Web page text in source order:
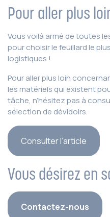
Pour aller plus
Vous voilà armé de toutes
pour choisir le feuillard le
logistiques !
Pour aller plus loin
les matériels qui existent
tâche, n’hésitez pas à
sélection de dévidoirs.
Consulter l’article
Vous désirez en
Contactez-nous